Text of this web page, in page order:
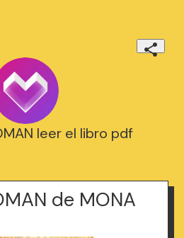
leer el libro pdf
de MONA